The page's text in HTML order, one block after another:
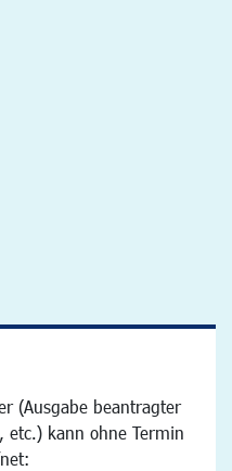
(Ausgabe beantragter
etc.) kann ohne Termin